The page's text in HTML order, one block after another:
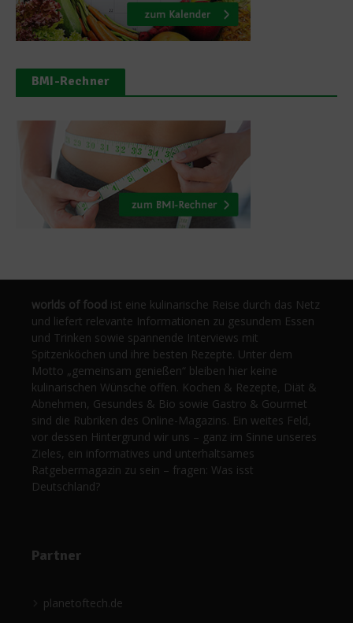
BMI-Rechner
worlds of food ist eine kulinarische Reise durch das Netz
und liefert relevante Informationen zu gesundem Essen
und Trinken sowie spannende Interviews mit
Spitzenköchen und ihre besten Rezepte. Unter dem
Motto „gemeinsam genießen“ bleiben hier keine
kulinarischen Wünsche offen. Kochen & Rezepte, Diät &
Abnehmen, Gesundes & Bio sowie Gastro & Gourmet
sind die Rubriken des Online-Magazins. Ein weites Feld,
vor dessen Hintergrund wir uns – ganz im Sinne unseres
Zieles, ein informatives und unterhaltsames
Ratgebermagazin zu sein – fragen: Was isst
Deutschland?
Partner
planetoftech.de